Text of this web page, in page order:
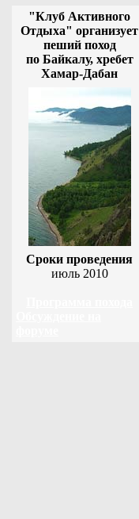
"Клуб Активного
Отдыха" организует
пеший поход
по Байкалу, хребет
Хамар-Дабан
Сроки проведения
июль 2010